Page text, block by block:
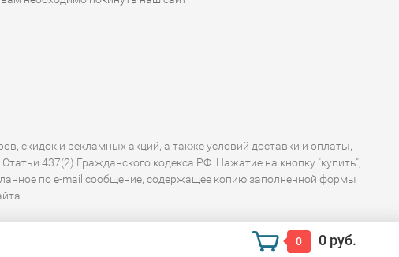
скидок и рекламных акций, а также условий доставки и оплаты,
437(2) Гражданского кодекса РФ. Нажатие на кнопку "купить",
по e-mail сообщение, содержащее копию заполненной формы
0 0 руб.